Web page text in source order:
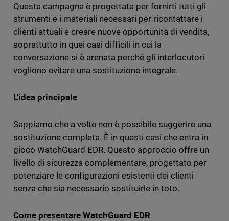
Questa campagna è progettata per fornirti tutti gli
strumenti e i materiali necessari per ricontattare i
clienti attuali e creare nuove opportunità di vendita,
soprattutto in quei casi difficili in cui la
conversazione si è arenata perché gli interlocutori
vogliono evitare una sostituzione integrale.
L'idea principale
Sappiamo che a volte non è possibile suggerire una
sostituzione completa. È in questi casi che entra in
gioco WatchGuard EDR. Questo approccio offre un
livello di sicurezza complementare, progettato per
potenziare le configurazioni esistenti dei clienti
senza che sia necessario sostituirle in toto.
Come presentare WatchGuard EDR